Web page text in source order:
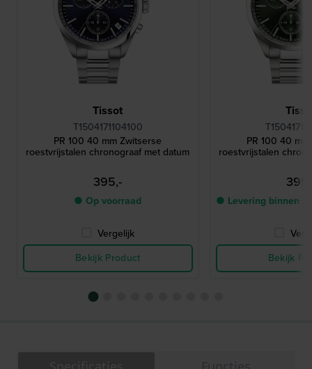
Tissot
T1504171104100
PR 100 40 mm Zwitserse
roestvrijstalen chronograaf met datum
395,-
● Op voorraad
Vergelijk
Bekijk Product
PR 100 40
roestvrijstalen
● Levering binnen
Bekijk